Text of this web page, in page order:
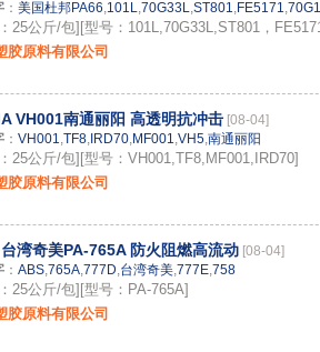
： 美国杜邦PA66,101L,70G33L,ST801,FE5171,
25公斤/包][型号：101L,70G33L,ST801，
胶原料有限公司
VH001南通丽阳 高透明抗冲击 [08-04]
： VH001,TF8, IRD70,MF001,VH5,南通丽阳
25公斤/包][型号：VH001,TF8,MF001,IRD70]
胶原料有限公司
湾奇美PA-765A 防火阻燃高流动 [08-04]
： ABS,765A,777D,台湾奇美,777E,758
25公斤/包][型号：PA-765A]
胶原料有限公司